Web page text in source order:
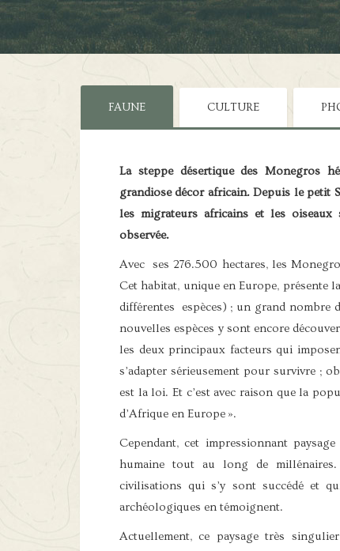
FAUNE CULTURE
La steppe désertique des Monegros
grandiose décor africain. Depuis le petit
les migrateurs africains et les oiseaux
observée.
Avec ses 276.500 hectares, les
Cet habitat, unique en Europe, présente
différentes espèces) ; un grand nombre
nouvelles espèces y sont encore
les deux principaux facteurs qui
s’adapter sérieusement pour survivre ;
est la loi. Et c’est avec raison que la
d’Afrique en Europe ».
Cependant, cet impressionnant
humaine tout au long de
civilisations qui s’y sont succédé et
archéologiques en témoignent.
Actuellement, ce paysage très